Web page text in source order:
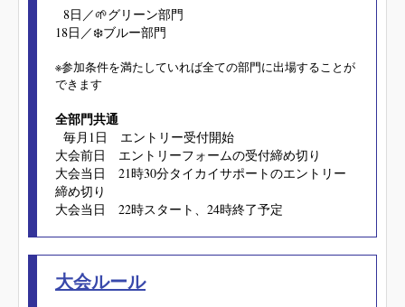
8日／‪🌱‬グリーン部門
18日 ／❄️ブルー部門
※参加条件を満たしていれば全ての部門に出場することが
できます
全部門共通
毎月1日 エントリー受付開始
大会前日 エントリーフォームの受付締め切り
大会当日 21時30分タイカイサポートのエントリー
締め切り
大会当日 22時スタート、24時終了予定
大会ルール